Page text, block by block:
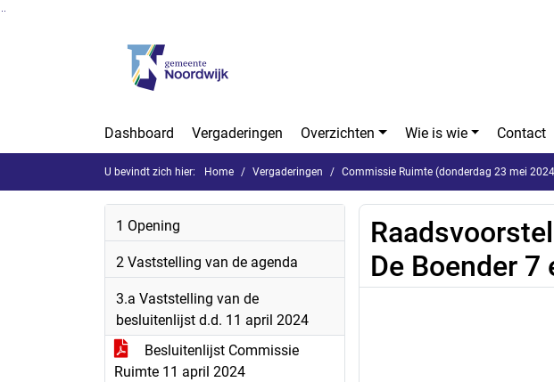
Dashboard Vergaderingen Overzichten Wie is wie Contact
U bevindt zich hier: Home Vergaderingen Commissie Ruimte (donderdag 23 mei
1 Opening
2 Vaststelling van de agenda
3.a Vaststelling van de
besluitenlijst d.d. 11 april 2024
Besluitenlijst Commissie
Ruimte 11 april 2024
De Boender